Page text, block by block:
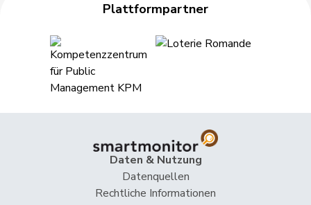
Plattformpartner
Daten & Nutzung
Datenquellen
Rechtliche Informationen